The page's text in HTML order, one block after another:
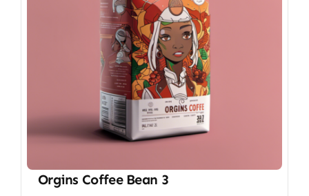
Orgins Coffee Bean 3